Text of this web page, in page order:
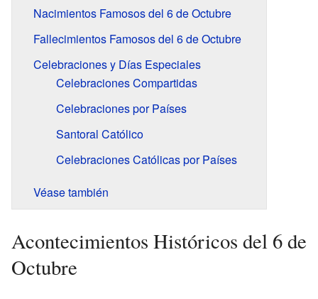
Nacimientos Famosos del 6 de Octubre
Fallecimientos Famosos del 6 de Octubre
Celebraciones y Días Especiales
Celebraciones Compartidas
Celebraciones por Países
Santoral Católico
Celebraciones Católicas por Países
Véase también
Acontecimientos Históricos del 6 de
Octubre